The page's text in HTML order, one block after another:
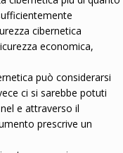
cibernetica
economica,
può considerarsi
ci si sarebbe potuti
e attraverso il
prescrive un